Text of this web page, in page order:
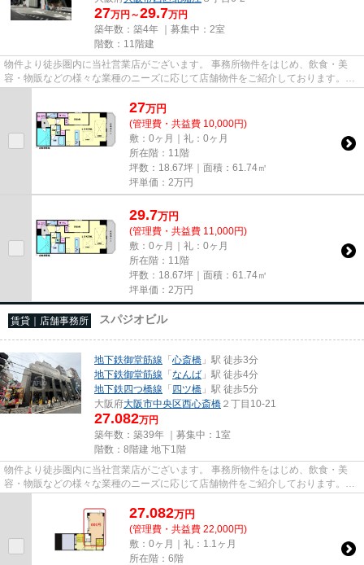
27万円～29.7万円
築年数：築4年 ｜募集中： 2室
階数：11階建
物件より徒歩圏内に当社営業店がございます。 事務所物件をはじめ、飲食・美
容・物販などの様々な業種のニーズに応じて店舗物件をご紹介しております。
尚、弊社ではおとり広告は一切...
27万円
(管理費・共益費 10,000円)
敷：0ヶ月｜礼：0ヶ月
所在階：11階
坪数：18.67坪｜面積：61.74㎡
坪単価： 2万円
29.7万円
(管理費・共益費 11,000円)
敷：0ヶ月｜礼：0ヶ月
所在階：11階
坪数：18.67坪｜面積：61.74㎡
坪単価： 2万円
賃貸｜店舗事務所 スパジオビル
地下鉄御堂筋線 「心斎橋 」駅 徒歩3分
地下鉄御堂筋線 「なんば 」駅 徒歩4分
地下鉄四つ橋線 「四ツ橋 」駅 徒歩5分
大阪府大阪市中央区西心斎橋 ２丁目10-21
27.082万円
築年数：築39年 ｜募集中： 1室
階数：8階建 地下1階
物件より徒歩圏内に当社営業店がございます。 事務所物件をはじめ、飲食・美
容・物販などの様々な業種のニーズに応じて店舗物件をご紹介しております。
尚、弊社ではおとり広告は一切...
27.082万円
(管理費・共益費 22,000円)
敷：0ヶ月｜礼：1.1ヶ月
所在階：6階